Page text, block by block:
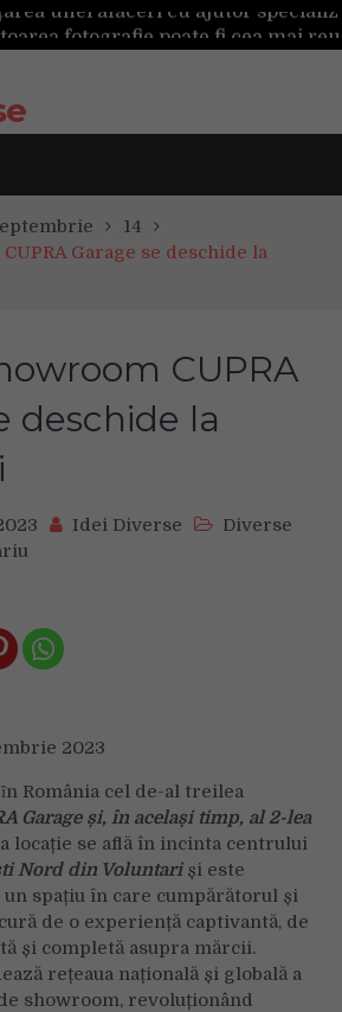
Următoarea fotografie poate fi cea mai reușită de până acum
Mașinile de spălat și uscătoarele bazate pe inteligență artificială îți cunosc hainele mai bine decât tine
14
Garage se deschide la
CUPRA
deschide la
Idei Diverse
Diverse
showroom
CUPRA
Garage
la
2023
ȋn România cel de-al treilea
Garage și, în același timp, al 2-lea
locație se află în incinta centrului
Nord din Voluntari și este
spațiu în care cumpărătorul și
de o experiență captivantă, de
și completă asupra mărcii.
rețeaua națională și globală a
showroom, revoluționând